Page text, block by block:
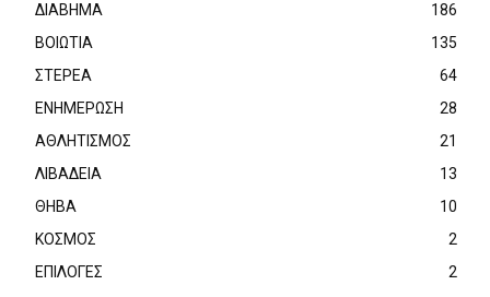
ΔΙΑΒΗΜΑ
186
ΒΟΙΩΤΙΑ
135
ΣΤΕΡΕΑ
64
ΕΝΗΜΕΡΩΣΗ
28
ΑΘΛΗΤΙΣΜΟΣ
21
ΛΙΒΑΔΕΙΑ
13
ΘΗΒΑ
10
ΚΟΣΜΟΣ
2
ΕΠΙΛΟΓΕΣ
2